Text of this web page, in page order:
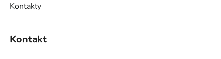
Kontakty
Kontakt